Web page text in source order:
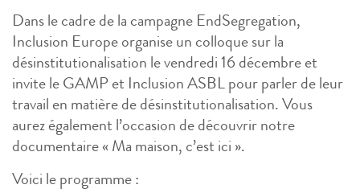
Dans le cadre de la campagne EndSegregation,
Inclusion Europe organise un colloque sur la
désinstitutionalisation le vendredi 16 décembre et
invite le GAMP et Inclusion ASBL pour parler de leur
travail en matière de désinstitutionalisation. Vous
aurez également l’occasion de découvrir notre
documentaire « Ma maison, c’est ici ».
Voici le programme :